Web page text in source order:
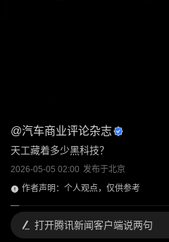
@汽车商业评论杂志
天工藏着多少黑科技？
2026-05-05 02:00 发布于北京
作者声明：个人观点，仅供参考
打开腾讯新闻客户端说两句